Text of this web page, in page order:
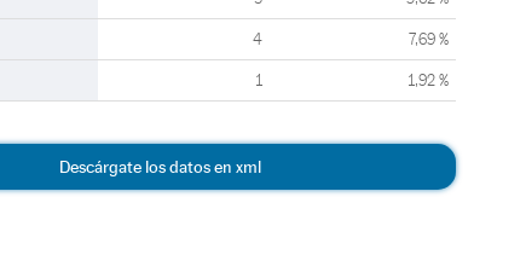
4 7,69 %
1 1,92 %
Descárgate los datos en xml